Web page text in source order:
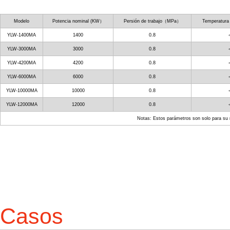
Modelo Potencia nominal (KW） Persión de trabajo（MPa）
YLW-1400MA 1400 0.8
YLW-3000MA 3000 0.8
YLW-4200MA 4200 0.8
YLW-6000MA 6000 0.8
YLW-10000MA 10000 0.8
YLW-12000MA 12000 0.8
Notas: Estos parámetros son solo para su
Casos